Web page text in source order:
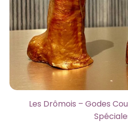
Les Drômois – Godes